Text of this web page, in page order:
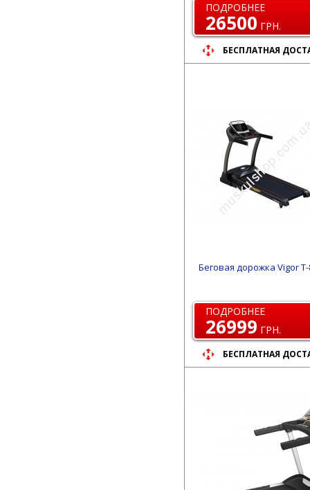
ПОДРОБНЕЕ
26500 ГРН.
БЕСПЛАТНАЯ
Беговая дорожка Vigor T-
ПОДРОБНЕЕ
26999 ГРН.
БЕСПЛАТНАЯ